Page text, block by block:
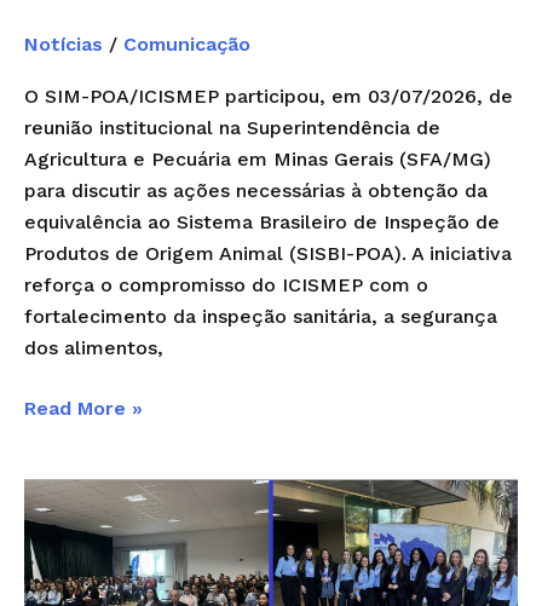
Notícias / Comunicação
O SIM-POA/ICISMEP participou, em 03/07/2026, de
reunião institucional na Superintendência de
Agricultura e Pecuária em Minas Gerais (SFA/MG)
para discutir as ações necessárias à obtenção da
equivalência ao Sistema Brasileiro de Inspeção de
Produtos de Origem Animal (SISBI-POA). A iniciativa
reforça o compromisso do ICISMEP com o
fortalecimento da inspeção sanitária, a segurança
dos alimentos,
Read More »
Seminário
VISA-
CIS
Regional